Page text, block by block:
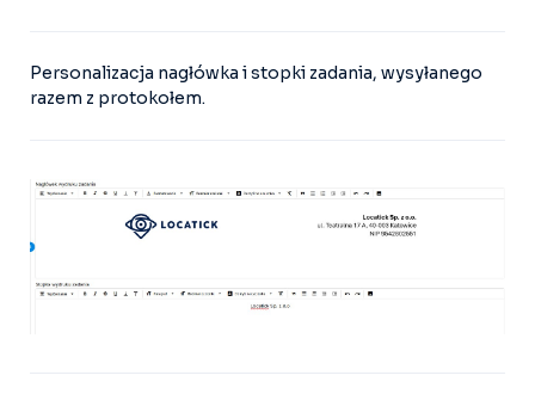
Personalizacja nagłówka i stopki zadania, wysyłanego
razem z protokołem.